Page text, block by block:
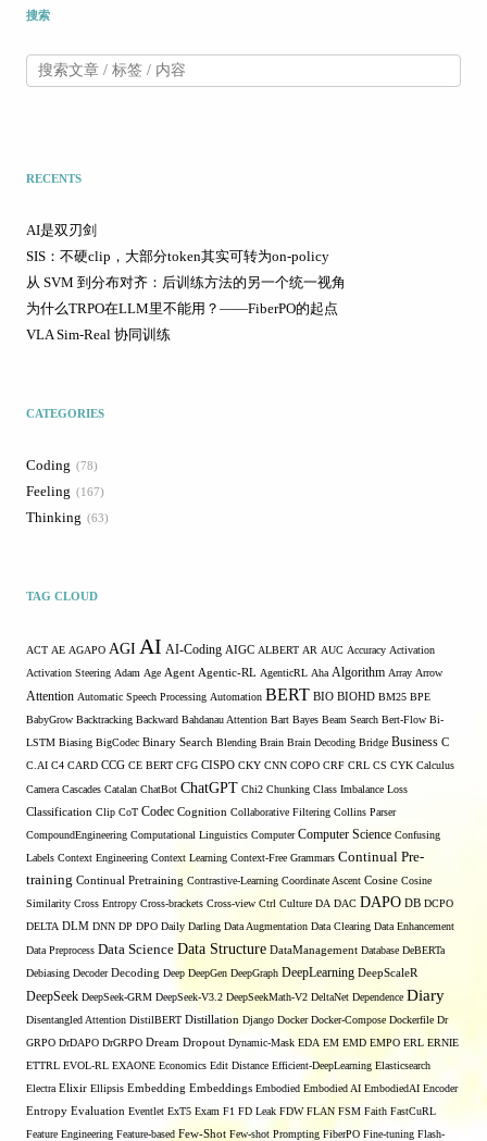
搜索
RECENTS
AI是双刃剑
SIS：不硬clip，大部分token其实可转为on-policy
从 SVM 到分布对齐：后训练方法的另一个统一视角
为什么TRPO在LLM里不能用？——FiberPO的起点
VLA Sim-Real 协同训练
CATEGORIES
Coding 78
Feeling 167
Thinking 63
TAG CLOUD
ACT AE AGAPO AGI AI AI-Coding AIGC ALBERT AR AUC Accuracy Activation
Activation Steering Adam Age Agent Agentic-RL AgenticRL Aha Algorithm Array Arrow
Attention Automatic Speech Processing Automation BERT BIO BIOHD BM25 BPE
BabyGrow Backtracking Backward Bahdanau Attention Bart Bayes Beam Search Bert-Flow Bi-
LSTM Biasing BigCodec Binary Search Blending Brain Brain Decoding Bridge Business C
C.AI C4 CARD CCG CE BERT CFG CISPO CKY CNN COPO CRF CRL CS CYK Calculus
Camera Cascades Catalan ChatBot ChatGPT Chi2 Chunking Class Imbalance Loss
Classification Clip CoT Codec Cognition Collaborative Filtering Collins Parser
CompoundEngineering Computational Linguistics Computer Computer Science Confusing
Labels Context Engineering Context Learning Context-Free Grammars Continual Pre-
training Continual Pretraining Contrastive-Learning Coordinate Ascent Cosine Cosine
Similarity Cross Entropy Cross-brackets Cross-view Ctrl Culture DA DAC DAPO DB DCPO
DELTA DLM DNN DP DPO Daily Darling Data Augmentation Data Clearing Data Enhancement
Data Preprocess Data Science Data Structure DataManagement Database DeBERTa
Debiasing Decoder Decoding Deep DeepGen DeepGraph DeepLearning DeepScaleR
DeepSeek DeepSeek-GRM DeepSeek-V3.2 DeepSeekMath-V2 DeltaNet Dependence Diary
Disentangled Attention DistilBERT Distillation Django Docker Docker-Compose Dockerfile Dr
GRPO DrDAPO DrGRPO Dream Dropout Dynamic-Mask EDA EM EMD EMPO ERL ERNIE
ETTRL EVOL-RL EXAONE Economics Edit Distance Efficient-DeepLearning Elasticsearch
Electra Elixir Ellipsis Embedding Embeddings Embodied Embodied AI EmbodiedAI Encoder
Entropy Evaluation Eventlet ExT5 Exam F1 FD Leak FDW FLAN FSM Faith FastCuRL
Feature Engineering Feature-based Few-Shot Few-shot Prompting FiberPO Fine-tuning Flash-